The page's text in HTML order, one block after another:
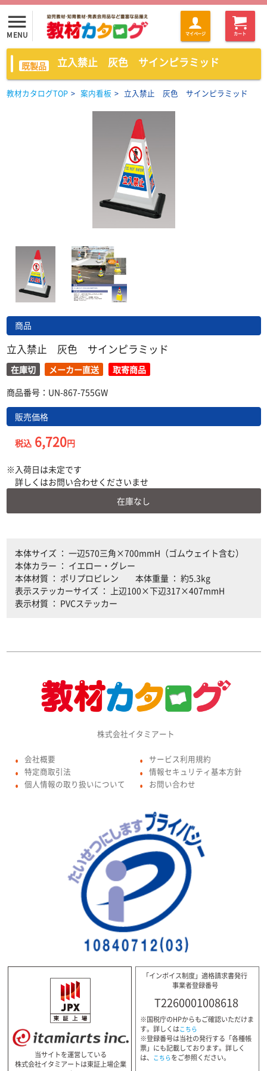
menu
MENU マイページ カート
既製品 立入禁止 灰色 サインピラミッド
教材カタログTOP > 案内看板 > 立入禁止 灰色 サインピラミッド
商品
立入禁止 灰色 サインピラミッド
在庫切 メーカー直送
取寄商品
商品番号：UN-867-755GW
販売価格
税込6,720円
入荷日は未定です
詳しくはお問い合わせくださいませ
在庫なし
本体サイズ ： 一辺570三角×700mmH（ゴムウェイト含む）
本体カラー ： イエロー・グレー
本体材質 ： ポリプロピレン 本体重量 ： 約5.3kg
表示ステッカーサイズ ： 上辺100×下辺317×407mmH
表示材質 ： PVCステッカー
株式会社イタミアート
● 会社概要
● 特定商取引法
● 個人情報の取り扱いについて
● サービス利用規約
● 情報セキュリティ基本方針
● お問い合わせ
当サイトを運営している
株式会社イタミアートは東証上場企業
「インボイス制度」適格請求書発行
事業者登録番号
T2260001008618
※国税庁のHPからもご確認いただけま
す。詳しくはこちら
※登録番号は当社の発行する「各種帳
票」にも記載しております。詳しく
は、 こちらをご参照ください。